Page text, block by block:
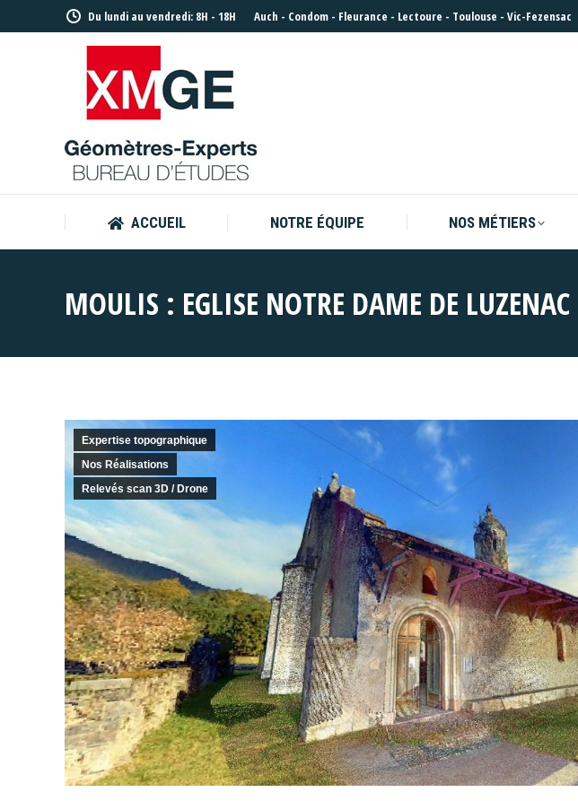
Du lundi au vendredi: 8H - 18H Auch - Condom- Fleurance - Lectoure - Toulouse - Vic-Fezensac
ACCUEIL NOTRE ÉQUIPE NOS MÉTIERS
MOULIS : EGLISE NOTRE DAME DE LUZENAC
Expertise topographique
Nos Réalisations
Relevés scan 3D / Drone
ACCUEIL NOTRE ÉQUIPE NOS MÉTIERS